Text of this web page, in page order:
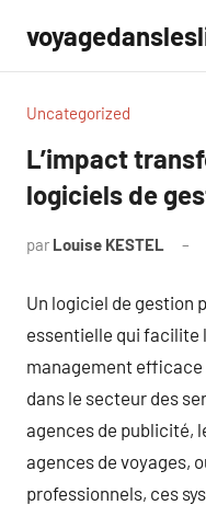
contenu
Uncategorized
L’impact
logiciels de
par Louise KESTEL
Un logiciel de gestion
essentielle qui facilite
management
dans le secteur des
agences de publicité,
agences de voyages,
professionnels, ces